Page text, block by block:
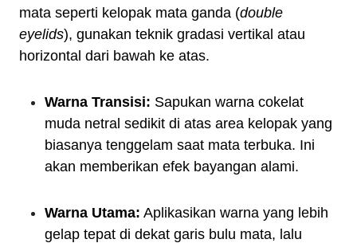
mata seperti kelopak mata ganda (double
eyelids), gunakan teknik gradasi vertikal atau
horizontal dari bawah ke atas.
Warna Transisi: Sapukan warna cokelat
muda netral sedikit di atas area kelopak yang
biasanya tenggelam saat mata terbuka. Ini
akan memberikan efek bayangan alami.
Warna Utama: Aplikasikan warna yang lebih
gelap tepat di dekat garis bulu mata, lalu